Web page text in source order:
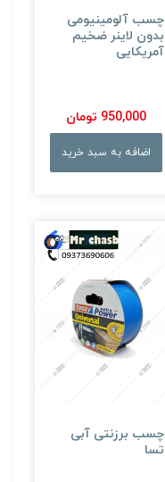
چسب آلومینیومی
بدون لاینر ضخیم
آمریکایی
950,000 تومان
اضافه به سبد خرید
چسب برزنتی آبی
تسا